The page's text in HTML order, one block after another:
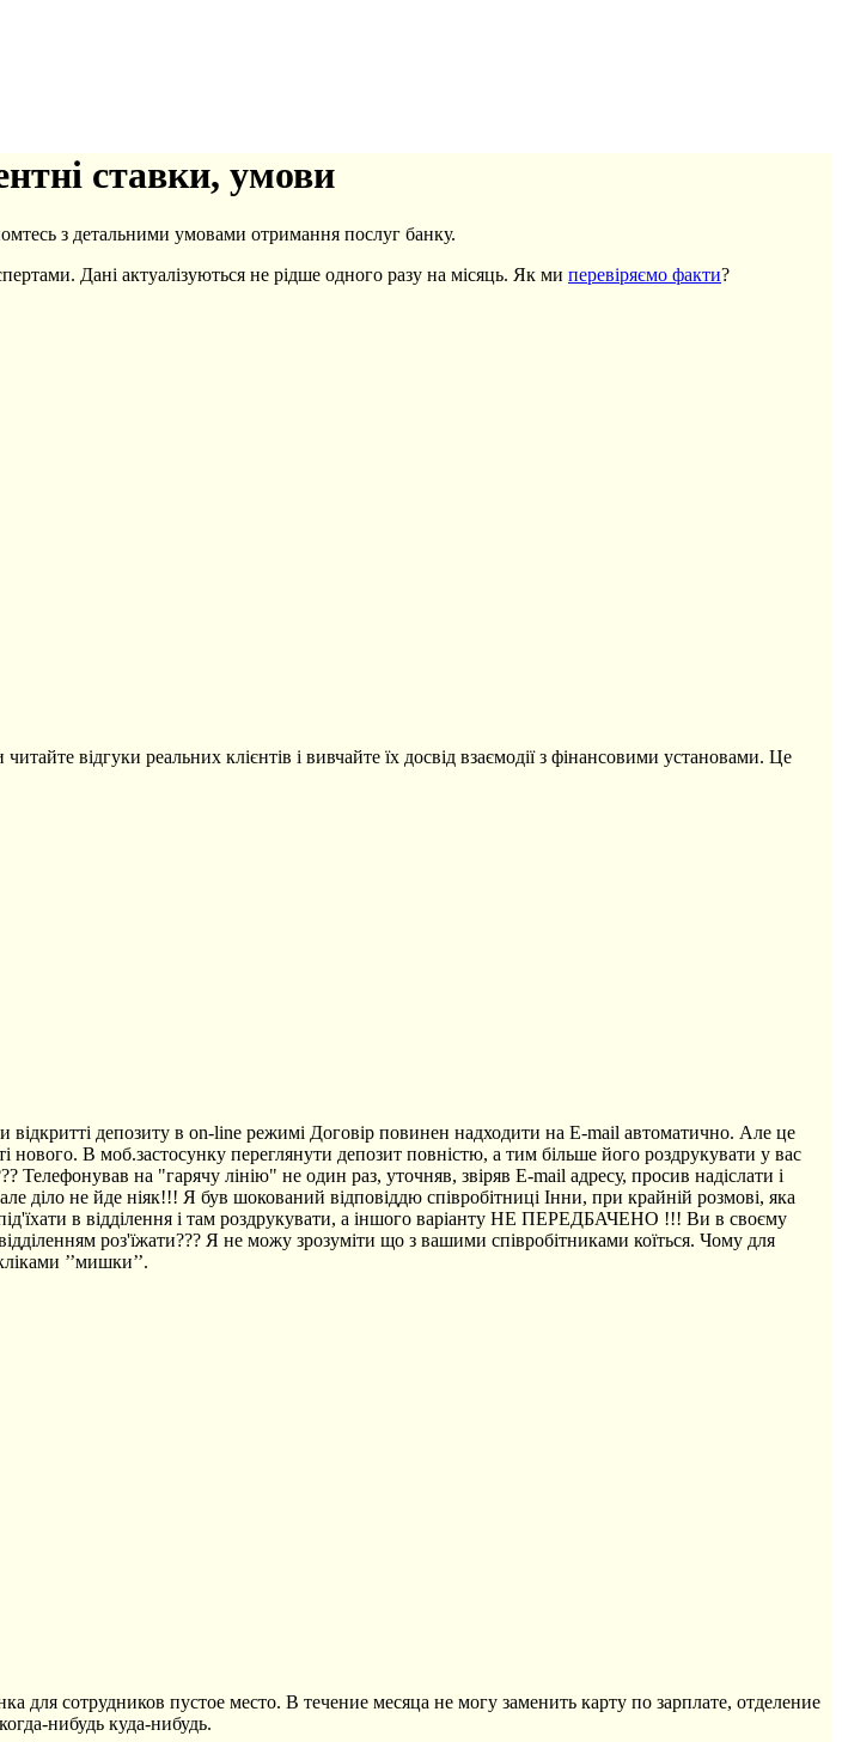
ставки, умови
з детальними умовами отримання послуг банку.
Дані актуалізуються не рідше одного разу на місяць. Як ми перевіряємо факти?
відгуки реальних клієнтів і вивчайте їх досвід взаємодії з фінансовими установами. Це
депозиту в on-line режимі Договір повинен надходити на E-mail автоматично. Але це
нового. В моб.застосунку переглянути депозит повністю, а тим більше його роздрукувати у вас
на "гарячу лінію" не один раз, уточняв, звіряв E-mail адресу, просив надіслати і
діло не йде ніяк!!! Я був шокований відповіддю співробітниці Інни, при крайній розмові, яка
в відділення і там роздрукувати, а іншого варіанту НЕ ПЕРЕДБАЧЕНО !!! Ви в своєму
роз'їжати??? Я не можу зрозуміти що з вашими співробітниками коїться. Чому для
’’мишки’’.
сотрудников пустое место. В течение месяца не могу заменить карту по зарплате, отделение
нибудь куда-нибудь.